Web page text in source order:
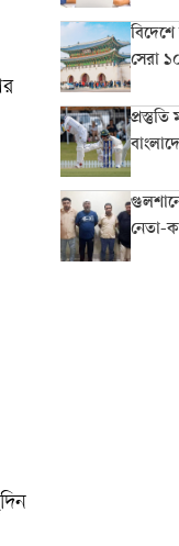
বিদেশে
সেরা
প্রস্তুতি
নেতা-